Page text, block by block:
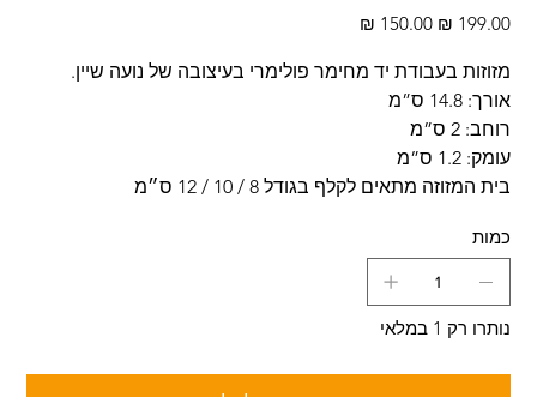
מחיר
מקורי
‏199.00 ‏₪
מחיר
מבצע
‏150.00 ‏₪
מזוזות בעבודת יד מחימר פולימרי בעיצובה של נועה שיין.
אורך: 14.8 ס”מ
רוחב: 2 ס”מ
עומק: 1.2 ס”מ
בית המזוזה מתאים לקלף בגודל 8 / 10 / 12 ס״מ
כמות
נותרו רק 1 במלאי